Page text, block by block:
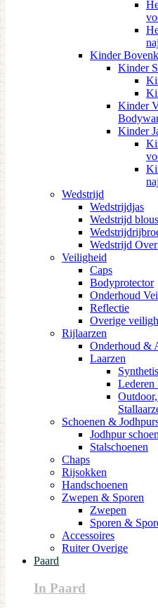
Kinder
Kinder
Kinder
Kinder
Wedstrijd
Wedstrijdjas
Wedstrijd
Wedstrijd
Veiligheid
Caps
Bodyprotector
Onderhoud
Reflectie
Overige
Rijlaarzen
Onderhoud &
Laarzen
Lederen
Schoenen &
Jodhpur
Stalschoenen
Chaps
Rijsokken
Handschoenen
Zwepen & Sporen
Zwepen
Sporen &
Accessoires
Ruiter Overige
Paard
In Paard